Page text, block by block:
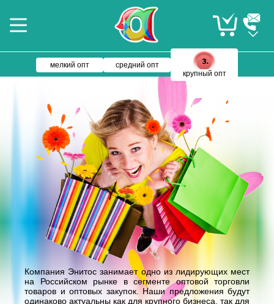
мелкий опт
средний опт
крупный опт
Компания Энитос занимает одно из лидирующих мест
на Российском рынке в сегменте оптовой торговли
товаров и оптовых закупок. Наши предложения будут
одинаково актуальны как для крупного бизнеса, так для